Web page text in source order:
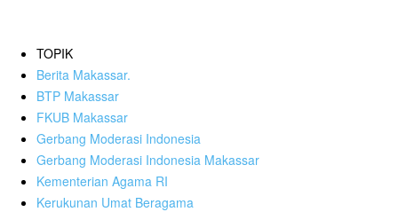
TOPIK
Berita Makassar.
BTP Makassar
FKUB Makassar
Gerbang Moderasi Indonesia
Gerbang Moderasi Indonesia Makassar
Kementerian Agama RI
Kerukunan Umat Beragama